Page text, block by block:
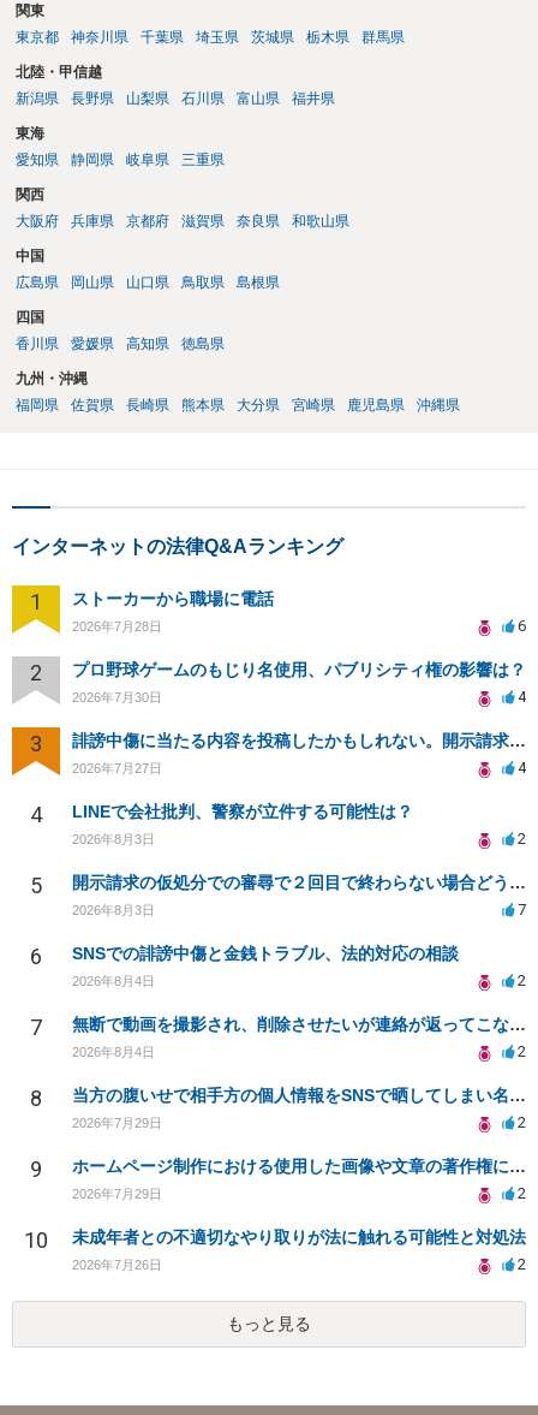
関東
東京都
神奈川県 千葉県 埼玉県 茨城県 栃木県 群馬県
北陸・甲信越
新潟県
長野県 山梨県 石川県 富山県 福井県
東海
愛知県
静岡県 岐阜県 三重県
関西
大阪府
兵庫県 京都府 滋賀県 奈良県 和歌山県
中国
広島県
岡山県 山口県 鳥取県 島根県
四国
香川県
愛媛県 高知県 徳島県
九州・沖縄
福岡県
佐賀県 長崎県 熊本県 大分県 宮崎県 鹿児島県 沖縄県
インターネットの法律Q&Aランキング
1 ストーカーから職場に電話
2026年7月28日 6
2 プロ野球ゲームのもじり名使用、パブリシティ権の影響は？
2026年7月30日 4
3 誹謗中傷に当たる内容を投稿したかもしれない。開示請求や民事刑事裁判に発展しうるのか教えて欲しい。
2026年7月27日 4
4 LINEで会社批判、警察が立件する可能性は？
2026年8月3日 2
5 開示請求の仮処分での審尋で２回目で終わらない場合どうしたらいいですか
2026年8月3日 7
6 SNSでの誹謗中傷と金銭トラブル、法的対応の相談
2026年8月4日 2
7 無断で動画を撮影され、削除させたいが連絡が返ってこない。
2026年8月4日 2
8 当方の腹いせで相手方の個人情報をSNSで晒してしまい名誉毀損させてしまったかもしれない
2026年7月29日 2
9 ホームページ制作における使用した画像や文章の著作権について
2026年7月29日 2
10 未成年者との不適切なやり取りが法に触れる可能性と対処法
2026年7月26日 2
もっと見る